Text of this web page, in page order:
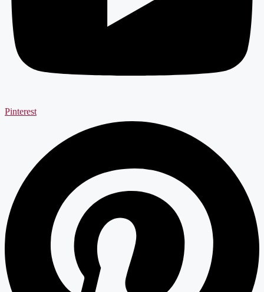
Pinterest